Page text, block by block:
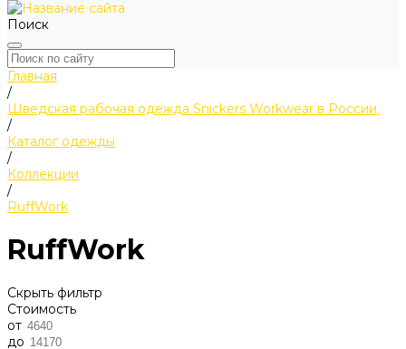
Поиск
Главная
/
Шведская рабочая одежда Snickers Workwear в России.
/
Каталог одежды
/
Коллекции
/
RuffWork
RuffWork
Скрыть фильтр
Стоимость
от
до